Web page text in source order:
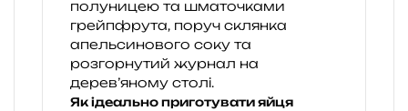
Як ідеально приготувати яйця